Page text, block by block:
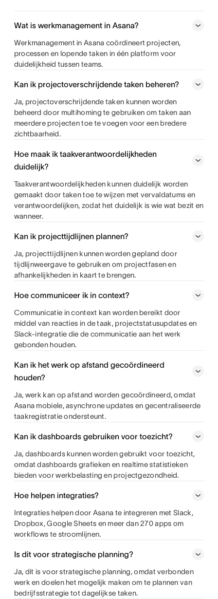
Wat is werkmanagement in Asana?
Werkmanagement in Asana coördineert projecten,
processen en lopende taken in één platform voor
duidelijkheid tussen teams.
Kan ik projectoverschrijdende taken beheren?
Ja, projectoverschrijdende taken kunnen worden
beheerd door multihoming te gebruiken om taken aan
meerdere projecten toe te voegen voor een bredere
zichtbaarheid.
Hoe maak ik taakverantwoordelijkheden
duidelijk?
Taakverantwoordelijkheden kunnen duidelijk worden
gemaakt door taken toe te wijzen met vervaldatums en
verantwoordelijken, zodat het duidelijk is wie wat bezit en
wanneer.
Kan ik projecttijdlijnen plannen?
Ja, projecttijdlijnen kunnen worden gepland door
tijdlijnweergave te gebruiken om projectfasen en
afhankelijkheden in kaart te brengen.
Hoe communiceer ik in context?
Communicatie in context kan worden bereikt door
middel van reacties in de taak, projectstatusupdates en
Slack-integratie die de communicatie aan het werk
gebonden houden.
Kan ik het werk op afstand gecoördineerd
houden?
Ja, werk kan op afstand worden gecoördineerd, omdat
Asana mobiele, asynchrone updates en gecentraliseerde
taakregistratie ondersteunt.
Kan ik dashboards gebruiken voor toezicht?
Ja, dashboards kunnen worden gebruikt voor toezicht,
omdat dashboards grafieken en realtime statistieken
bieden voor werkbelasting en projectgezondheid.
Hoe helpen integraties?
Integraties helpen door Asana te integreren met Slack,
Dropbox, Google Sheets en meer dan 270 apps om
workflows te stroomlijnen.
Is dit voor strategische planning?
Ja, dit is voor strategische planning, omdat verbonden
werk en doelen het mogelijk maken om te plannen van
bedrijfsstrategie tot dagelijkse taken.